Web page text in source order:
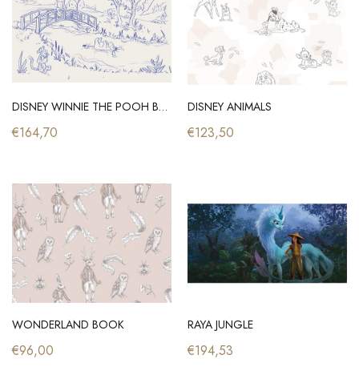
DISNEY WINNIE THE POOH BLUE INK
€164,70
DISNEY ANIMALS
€123,50
WONDERLAND BOOK
€96,00
RAYA JUNGLE
€194,53